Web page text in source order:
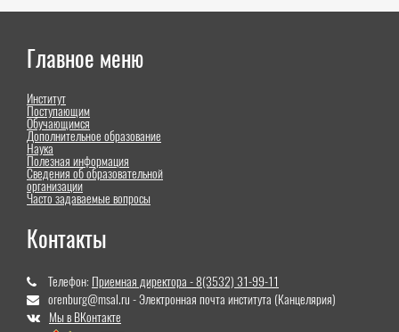
Главное меню
Институт
Поступающим
Обучающимся
Дополнительное образование
Наука
Полезная информация
Сведения об образовательной
организации
Часто задаваемые вопросы
Контакты
Телефон: Приемная директора - 8(3532) 31-99-11
orenburg@msal.ru - Электронная почта института (Канцелярия)
Мы в ВКонтакте